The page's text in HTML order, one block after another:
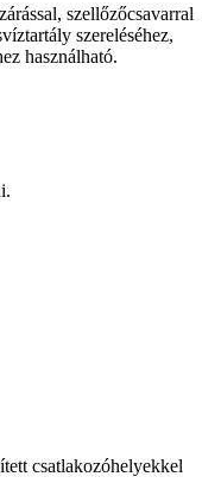
szellőzőcsavarral
szereléséhez,
használható.